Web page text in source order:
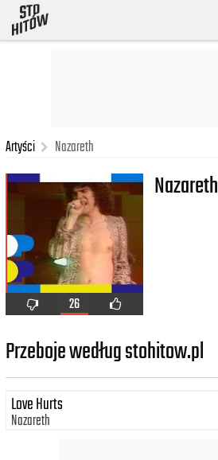
Artyści Nazareth
26
Nazareth
Przeboje według stohitow.pl
Love Hurts
Nazareth